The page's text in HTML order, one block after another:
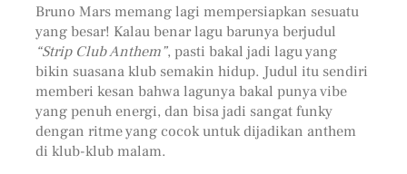
Bruno Mars memang lagi mempersiapkan sesuatu
yang besar! Kalau benar lagu barunya berjudul
“Strip Club Anthem”, pasti bakal jadi lagu yang
bikin suasana klub semakin hidup. Judul itu sendiri
memberi kesan bahwa lagunya bakal punya vibe
yang penuh energi, dan bisa jadi sangat funky
dengan ritme yang cocok untuk dijadikan anthem
di klub-klub malam.